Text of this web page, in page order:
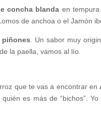
concha blanda en
de anchoa o el Jamón
piñones . Un sabor muy
la paella, vamos al lío.
que te vas a encontrar en
es más de “bichos”.